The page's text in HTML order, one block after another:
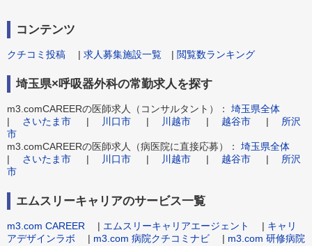
コンテンツ
クチコミ投稿 | 求人募集施設一覧 | 閲覧数ランキング
埼玉県×呼吸器外科の常勤求人を探す
m3.comCAREERの医師求人（コンサルタント）： 埼玉県全体
| さいたま市 | 川口市 | 川越市 | 越谷市 | 所沢
市
m3.comCAREERの医師求人（病医院に直接応募）： 埼玉県全体
| さいたま市 | 川口市 | 川越市 | 越谷市 | 所沢
市
エムスリーキャリアのサービス一覧
m3.com CAREER | エムスリーキャリアエージェント | キャリ
アデザインラボ | m3.com 病院クチコミナビ | m3.com 研修病院